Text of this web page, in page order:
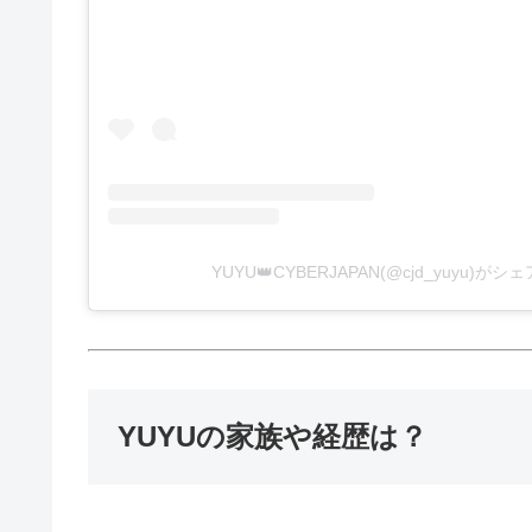
YUYU👑CYBERJAPAN(@cjd_yuyu)がシェ
YUYUの家族や経歴は？